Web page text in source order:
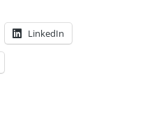
LinkedIn